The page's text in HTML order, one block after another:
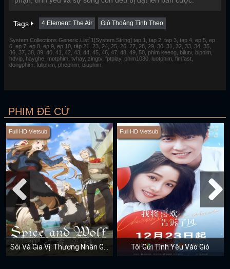
Tags 4 Element: The Air Gió Thoảng Tình Theo
System.Collections.Generic.List`1[System.String] tap 1, tap 2, tap 3, tap 4, ep 5, ep
6, ep 7, ep 8, ep 9, ep 10, tập 21, 23, 24, 25, 26, 27, 28, 29, 30, 31, 32, 33, 34, 35,
36, 37, 38, 39, 40, 41, 42, 43, 44, 45, 46, 47, 48, 49, 50, phim keeng, bilutv, biphim,
hdvip, hayghe, motphim, tvhay, zingtv, fptplay, phim1080, luotphim, fimfast,
dongphim, fullphim, phephim, bluphim
PHIM ĐỀ CỬ
Full HD Vietsub Full HD Vietsub
Tôi Gửi Tình Yêu Vào Gió